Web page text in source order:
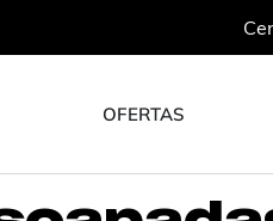
OFERTAS